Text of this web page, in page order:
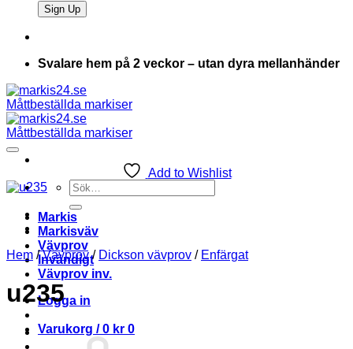
Svalare hem på 2 veckor – utan dyra mellanhänder
Sök
efter:
Markis
Markisväv
Vävprov
Invändigt
Vävprov inv.
Logga in
Varukorg /0 kr 0
Add to Wishlist
Hem / Vävprov / Dickson vävprov / Enfärgat
u235